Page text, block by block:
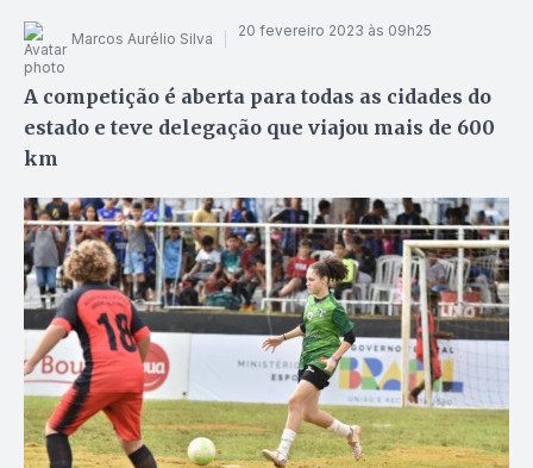
Marcos Aurélio Silva 20 fevereiro 2023 às 09h25
A competição é aberta para todas as cidades do
estado e teve delegação que viajou mais de 600
km